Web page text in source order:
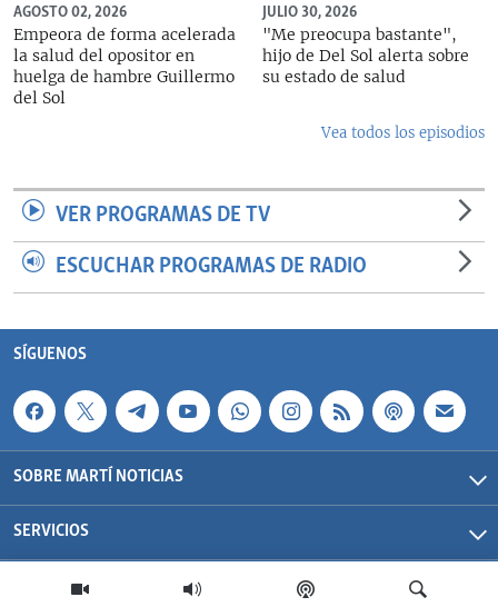
AGOSTO 02, 2026
Empeora de forma acelerada
la salud del opositor en
huelga de hambre Guillermo
del Sol
JULIO 30, 2026
"Me preocupa bastante",
hijo de Del Sol alerta sobre
su estado de salud
Vea todos los episodios
VER PROGRAMAS DE TV
ESCUCHAR PROGRAMAS DE RADIO
SÍGUENOS
SOBRE MARTÍ NOTICIAS
SERVICIOS
Martí Noticias| 2026 | OCB | Todos los derechos reservados.